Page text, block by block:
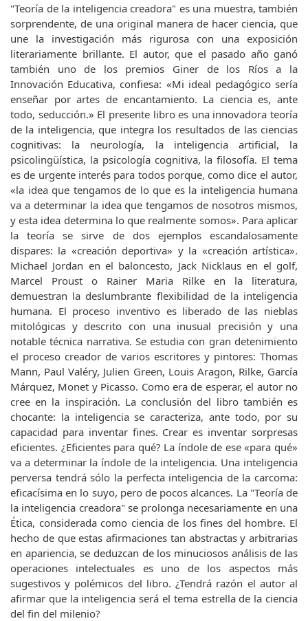
"Teoría de la inteligencia creadora" es una muestra, también
sorprendente, de una original manera de hacer ciencia, que
une la investigación más rigurosa con una exposición
literariamente brillante. El autor, que el pasado año ganó
también uno de los premios Giner de los Ríos a la
Innovación Educativa, confiesa: «Mi ideal pedagógico sería
enseñar por artes de encantamiento. La ciencia es, ante
todo, seducción.» El presente libro es una innovadora teoría
de la inteligencia, que integra los resultados de las ciencias
cognitivas: la neurología, la inteligencia artificial, la
psicolingüística, la psicología cognitiva, la filosofía. El tema
es de urgente interés para todos porque, como dice el autor,
«la idea que tengamos de lo que es la inteligencia humana
va a determinar la idea que tengamos de nosotros mismos,
y esta idea determina lo que realmente somos». Para aplicar
la teoría se sirve de dos ejemplos escandalosamente
dispares: la «creación deportiva» y la «creación artística».
Michael Jordan en el baloncesto, Jack Nicklaus en el golf,
Marcel Proust o Rainer Maria Rilke en la literatura,
demuestran la deslumbrante flexibilidad de la inteligencia
humana. El proceso inventivo es liberado de las nieblas
mitológicas y descrito con una inusual precisión y una
notable técnica narrativa. Se estudia con gran detenimiento
el proceso creador de varios escritores y pintores: Thomas
Mann, Paul Valéry, Julien Green, Louis Aragon, Rilke, García
Márquez, Monet y Picasso. Como era de esperar, el autor no
cree en la inspiración. La conclusión del libro también es
chocante: la inteligencia se caracteriza, ante todo, por su
capacidad para inventar fines. Crear es inventar sorpresas
eficientes. ¿Eficientes para qué? La índole de ese «para qué»
va a determinar la índole de la inteligencia. Una inteligencia
perversa tendrá sólo la perfecta inteligencia de la carcoma:
eficacísima en lo suyo, pero de pocos alcances. La "Teoría de
la inteligencia creadora" se prolonga necesariamente en una
Ética, considerada como ciencia de los fines del hombre. El
hecho de que estas afirmaciones tan abstractas y arbitrarias
en apariencia, se deduzcan de los minuciosos análisis de las
operaciones intelectuales es uno de los aspectos más
sugestivos y polémicos del libro. ¿Tendrá razón el autor al
afirmar que la inteligencia será el tema estrella de la ciencia
del fin del milenio?